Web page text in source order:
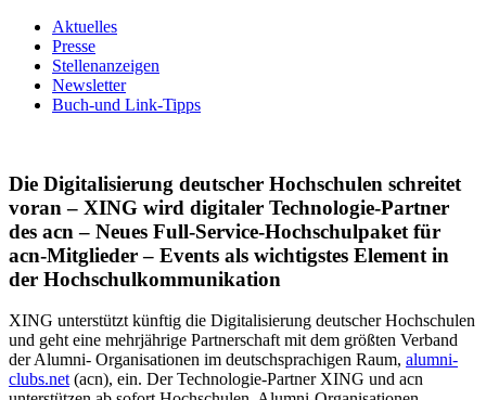
Aktuelles
Presse
Stellenanzeigen
Newsletter
Buch-und Link-Tipps
Die Digitalisierung deutscher Hochschulen schreitet
voran – XING wird digitaler Technologie-Partner
des acn – Neues Full-Service-Hochschulpaket für
acn-Mitglieder – Events als wichtigstes Element in
der Hochschulkommunikation
XING unterstützt künftig die Digitalisierung deutscher Hochschulen
und geht eine mehrjährige Partnerschaft mit dem größten Verband
der Alumni- Organisationen im deutschsprachigen Raum, alumni-
clubs.net(acn), ein. Der Technologie-Partner XING und acn